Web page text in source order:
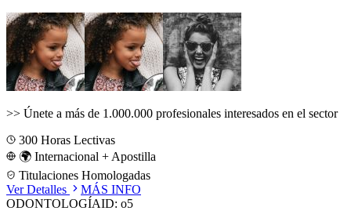
>> Únete a más de 1.000.000 profesionales interesados en el sector
300 Horas Lectivas
🌍 Internacional + Apostilla
Titulaciones Homologadas
Ver Detalles
MÁS INFO
ODONTOLOGÍAID: o5